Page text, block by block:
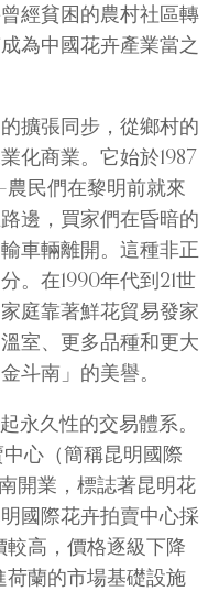
經貧困的農村社區轉
為中國花卉產業當之
擴張同步，從鄉村的
化商業。它始於1987
民們在黎明前就來
邊，買家們在昏暗的
車輛離開。這種非正
。在1990年代到21世
庭靠著鮮花貿易發家
室、更多品種和更大
斗南」的美譽。
永久性的交易體系。
心（簡稱昆明國際
開業，標誌著昆明花
國際花卉拍賣中心採
高，價格逐級下降
荷蘭的市場基礎設施​​